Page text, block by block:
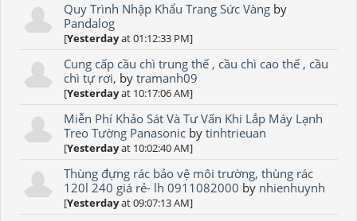
Quy Trình Nhập Khẩu Trang Sức Vàng by
Pandalog
[Yesterdayat 01:12:33 PM]
Cung cấp cầu chì trung thế , cầu chì cao thế , cầu
chì tự rơi, bytramanh09
[Yesterdayat 10:17:06 AM]
Miễn Phí Khảo Sát Và Tư Vấn Khi Lắp Máy Lạnh
Treo Tường Panasonic bytinhtrieuan
[Yesterdayat 10:02:40 AM]
Thùng đựng rác bảo vệ môi trường, thùng rác
120l 240 giá rẻ- lh 0911082000 by nhienhuynh
[Yesterdayat 09:07:13 AM]